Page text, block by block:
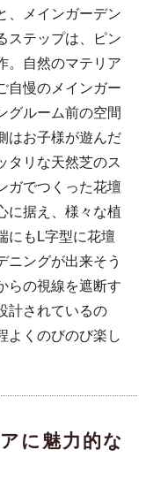
、メインガーデン
ステップは、ピン
。自然のマテリア
自慢のメインガー
グルーム前の空間
はお子様が遊んだ
タリな天然芝のス
ガでつくった花壇
に据え、様々な植
にもL字型に花壇
ニングが出来そう
らの視線を遮断す
計されているの
よくのびのび楽し
に魅力的な